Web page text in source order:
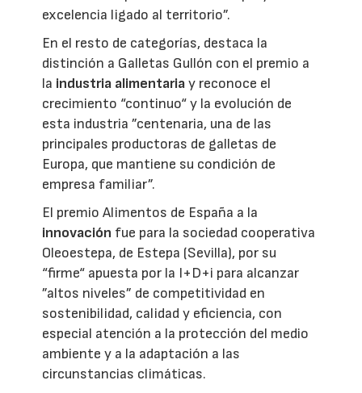
excelencia ligado al territorio”.
En el resto de categorías, destaca la
distinción a Galletas Gullón con el premio a
la industria alimentariay reconoce el
crecimiento “continuo“ y la evolución de
esta industria ”centenaria, una de las
principales productoras de galletas de
Europa, que mantiene su condición de
empresa familiar”.
El premio Alimentos de España a la
innovación fue para la sociedad cooperativa
Oleoestepa, de Estepa (Sevilla), por su
“firme“ apuesta por la I+D+i para alcanzar
”altos niveles” de competitividad en
sostenibilidad, calidad y eficiencia, con
especial atención a la protección del medio
ambiente y a la adaptación a las
circunstancias climáticas.